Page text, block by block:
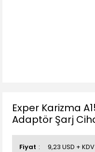
Exper Karizma
Adaptör Şarj
Fiyat 9,23 USD + KDV